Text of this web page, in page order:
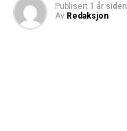
Publisert 1 år siden
Av Redaksjon